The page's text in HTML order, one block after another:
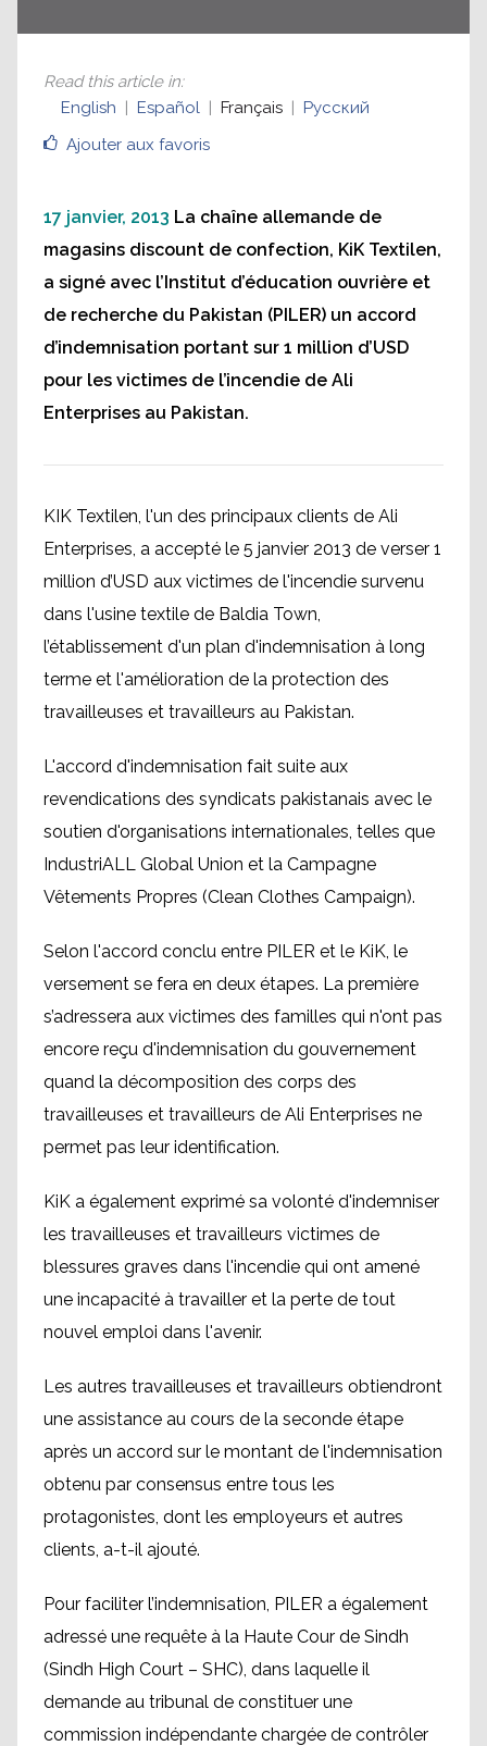
Ajouter aux favoris
Read this article in:
English
Español Français Русский
17 janvier, 2013 La chaîne allemande de
magasins discount de confection, KiK Textilen,
a signé avec l’Institut d’éducation ouvrière et
de recherche du Pakistan (PILER) un accord
d’indemnisation portant sur 1 million d’USD
pour les victimes de l’incendie de Ali
Enterprises au Pakistan.
KIK Textilen, l'un des principaux clients de Ali
Enterprises, a accepté le 5 janvier 2013 de verser 1
million d’USD aux victimes de l'incendie survenu
dans l'usine textile de Baldia Town,
l’établissement d'un plan d'indemnisation à long
terme et l'amélioration de la protection des
travailleuses et travailleurs au Pakistan.
L'accord d'indemnisation fait suite aux
revendications des syndicats pakistanais avec le
soutien d'organisations internationales, telles que
IndustriALL Global Union et la Campagne
Vêtements Propres (Clean Clothes Campaign).
Selon l'accord conclu entre PILER et le KiK, le
versement se fera en deux étapes. La première
s’adressera aux victimes des familles qui n'ont pas
encore reçu d'indemnisation du gouvernement
quand la décomposition des corps des
travailleuses et travailleurs de Ali Enterprises ne
permet pas leur identification.
KiK a également exprimé sa volonté d'indemniser
les travailleuses et travailleurs victimes de
blessures graves dans l'incendie qui ont amené
une incapacité à travailler et la perte de tout
nouvel emploi dans l'avenir.
Les autres travailleuses et travailleurs obtiendront
une assistance au cours de la seconde étape
après un accord sur le montant de l'indemnisation
obtenu par consensus entre tous les
protagonistes, dont les employeurs et autres
clients, a-t-il ajouté.
Pour faciliter l’indemnisation, PILER a également
adressé une requête à la Haute Cour de Sindh
(Sindh High Court – SHC), dans laquelle il
demande au tribunal de constituer une
commission indépendante chargée de contrôler